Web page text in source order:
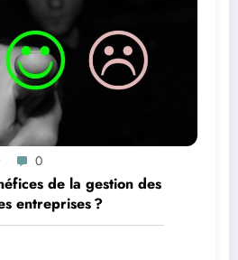
0
de la gestion des
entreprises ?